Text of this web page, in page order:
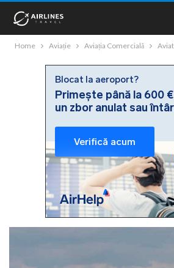
Home Aviație Aviația Comercială